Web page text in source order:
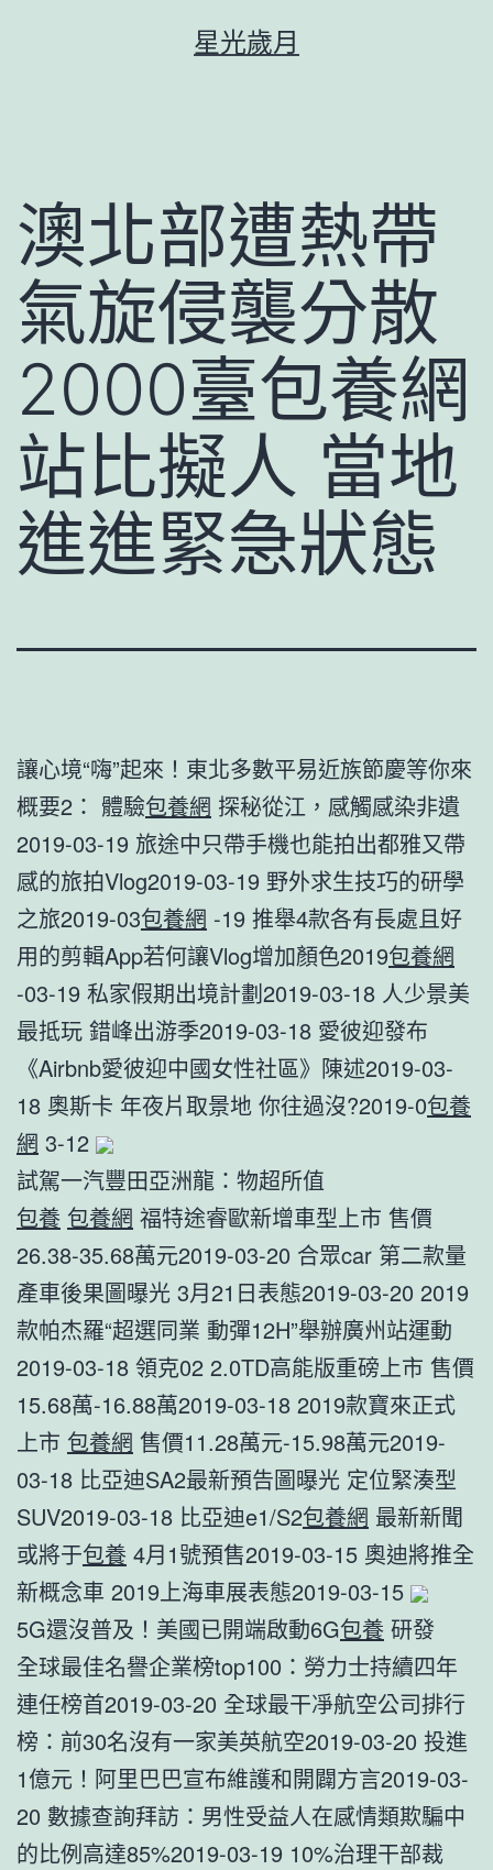
星光歲月
澳北部遭熱帶
氣旋侵襲分散
2000臺包養網
站比擬人 當地
進進緊急狀態
讓心境“嗨”起來！東北多數平易近族節慶等你來
概要2： 體驗包養網 探秘從江，感觸感染非遺
2019-03-19 旅途中只帶手機也能拍出都雅又帶
感的旅拍Vlog2019-03-19 野外求生技巧的研學
之旅2019-03包養網 -19 推舉4款各有長處且好
用的剪輯App若何讓Vlog增加顏色2019包養網
-03-19 私家假期出境計劃2019-03-18 人少景美
最抵玩 錯峰出游季2019-03-18 愛彼迎發布
《Airbnb愛彼迎中國女性社區》陳述2019-03-
18 奧斯卡 年夜片取景地 你往過沒?2019-0包養
網 3-12
試駕一汽豐田亞洲龍：物超所值
包養 包養網 福特途睿歐新增車型上市 售價
26.38-35.68萬元2019-03-20 合眾car 第二款量
產車後果圖曝光 3月21日表態2019-03-20 2019
款帕杰羅“超選同業 動彈12H”舉辦廣州站運動
2019-03-18 領克02 2.0TD高能版重磅上市 售價
15.68萬-16.88萬2019-03-18 2019款寶來正式
上市 包養網 售價11.28萬元-15.98萬元2019-
03-18 比亞迪SA2最新預告圖曝光 定位緊湊型
SUV2019-03-18 比亞迪e1/S2包養網 最新新聞
或將于包養 4月1號預售2019-03-15 奧迪將推全
新概念車 2019上海車展表態2019-03-15
5G還沒普及！美國已開端啟動6G包養 研發
全球最佳名譽企業榜top100：勞力士持續四年
連任榜首2019-03-20 全球最干凈航空公司排行
榜：前30名沒有一家美英航空2019-03-20 投進
1億元！阿里巴巴宣布維護和開闢方言2019-03-
20 數據查詢拜訪：男性受益人在感情類欺騙中
的比例高達85%2019-03-19 10%治理干部裁